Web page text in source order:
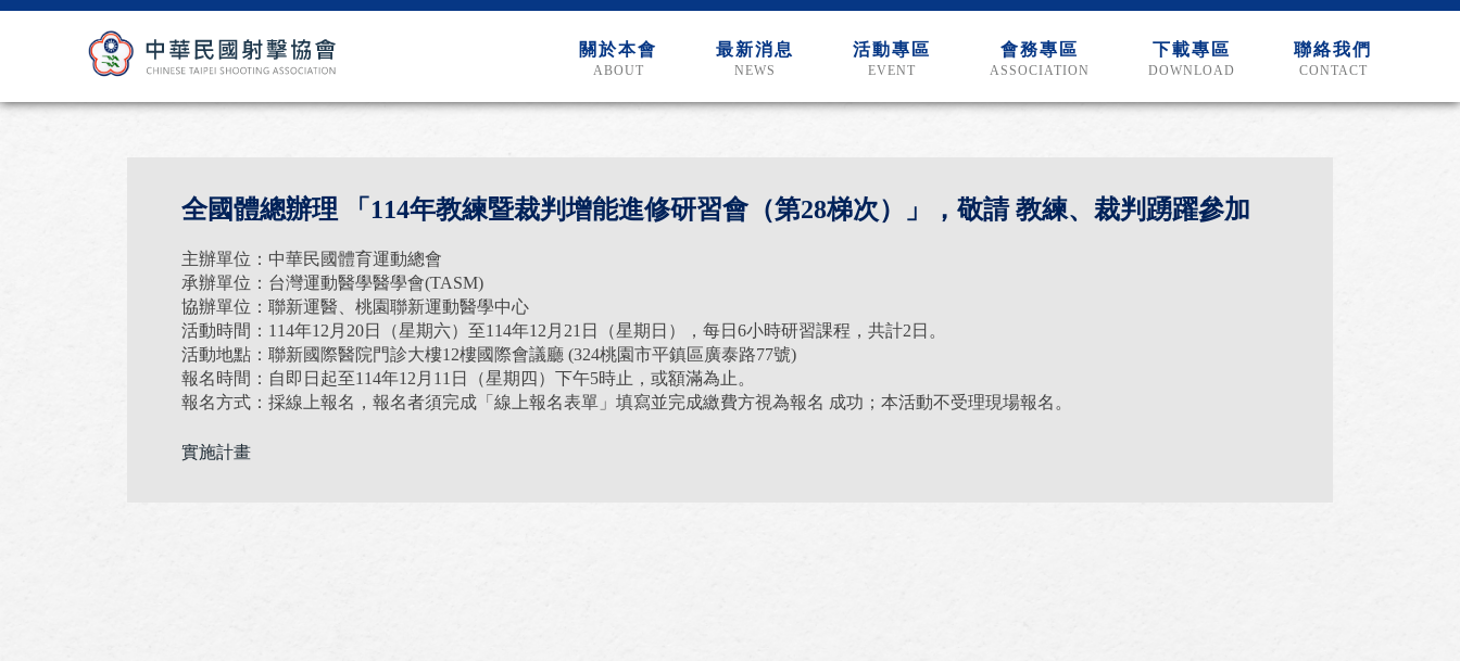
關於本會
ABOUT
最新消息
NEWS
活動專區
EVENT
會務專區
ASSOCIATION
下載專區
DOWNLOAD
聯絡我們
CONTACT
全國體總辦理 「114年教練暨裁判增能進修研習會（第28梯次）」，敬請 教練、裁判踴躍參加
主辦單位：中華民國體育運動總會
承辦單位：台灣運動醫學醫學會(TASM)
協辦單位：聯新運醫、桃園聯新運動醫學中心
活動時間：114年12月20日（星期六）至114年12月21日（星期日），每日6小時研習課程，共計2日。
活動地點：聯新國際醫院門診大樓12樓國際會議廳 (324桃園市平鎮區廣泰路77號)
報名時間：自即日起至114年12月11日（星期四）下午5時止，或額滿為止。
報名方式：採線上報名，報名者須完成「線上報名表單」填寫並完成繳費方視為報名 成功；本活動不受理現場報名。
實施計畫